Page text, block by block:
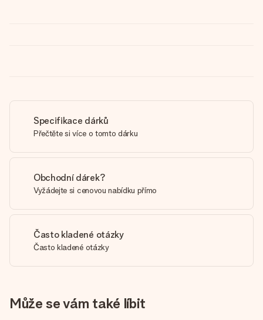
Specifikace dárků
Přečtěte si více o tomto dárku
Obchodní dárek?
Vyžádejte si cenovou nabídku přímo
Často kladené otázky
Často kladené otázky
Může se vám také líbit